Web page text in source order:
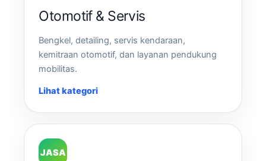
Otomotif & Servis
Bengkel, detailing, servis kendaraan,
kemitraan otomotif, dan layanan pendukung
mobilitas.
Lihat kategori
JASA